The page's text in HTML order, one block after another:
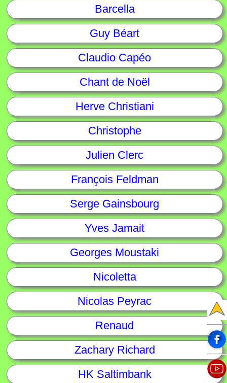
Barcella
Guy Béart
Claudio Capéo
Chant de Noël
Herve Christiani
Christophe
Julien Clerc
François Feldman
Serge Gainsbourg
Yves Jamait
Georges Moustaki
Nicoletta
Nicolas Peyrac
Renaud
Zachary Richard
HK Saltimbank